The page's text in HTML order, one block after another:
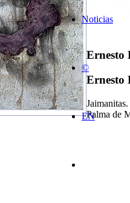
Noticias
©
EN
Ernesto
Ernesto
Palma de